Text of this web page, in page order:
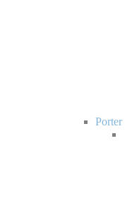
Porter